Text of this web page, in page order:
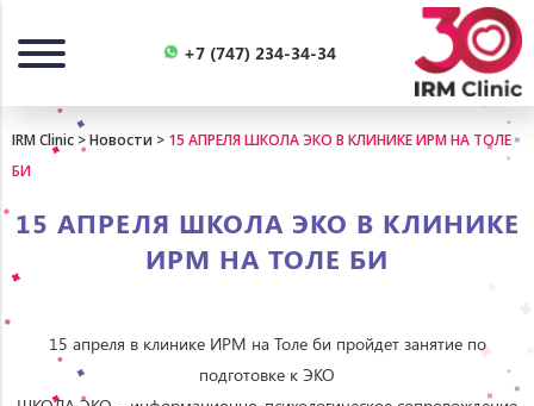
+7 (747) 234-34-34
IRM Clinic >Новости > 15 АПРЕЛЯ ШКОЛА ЭКО В КЛИНИКЕ ИРМ НА ТОЛЕ
БИ
15 АПРЕЛЯ ШКОЛА ЭКО В КЛИНИКЕ
ИРМ НА ТОЛЕ БИ
15 апреля в клинике ИРМ на Толе би пройдет занятие по
подготовке к ЭКО